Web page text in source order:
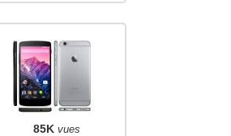
85K vues